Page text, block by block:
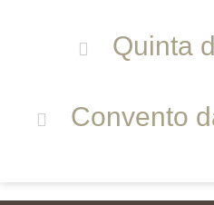
Quinta
Convento